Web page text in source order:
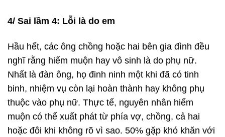
4/ Sai lầm 4: Lỗi là do em
Hầu hết, các ông chồng hoặc hai bên gia đình đều
nghĩ rằng hiếm muộn hay vô sinh là do phụ nữ.
Nhất là đàn ông, họ đinh ninh một khi đã có tinh
binh, nhiệm vụ còn lại hoàn thành hay không phụ
thuộc vào phụ nữ. Thực tế, nguyên nhân hiếm
muộn có thể xuất phát từ phía vợ, chồng, cả hai
hoặc đôi khi không rõ vì sao. 50% gặp khó khăn với